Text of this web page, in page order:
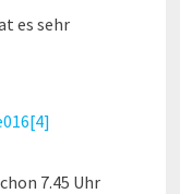
sehr
7.45 Uhr